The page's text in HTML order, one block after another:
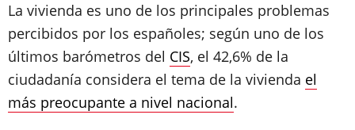
La vivienda es uno de los principales problemas
percibidos por los españoles; según uno de los
últimos barómetros del CIS, el 42,6% de la
ciudadanía considera el tema de la vivienda el
más preocupante a nivel nacional.